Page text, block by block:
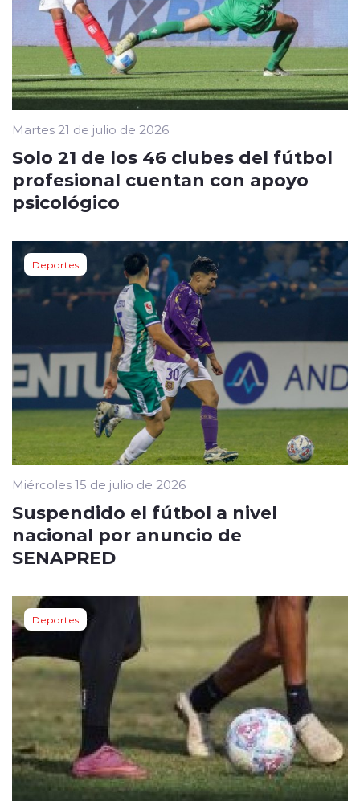
Martes 21 de julio de 2026
Solo 21 de los 46 clubes del fútbol
profesional cuentan con apoyo
psicológico
Deportes
Miércoles 15 de julio de 2026
Suspendido el fútbol a nivel
nacional por anuncio de
SENAPRED
Deportes